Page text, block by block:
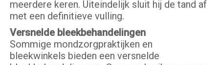
meerdere keren. Uiteindelijk sluit hij de tand af
met een definitieve vulling.
Versnelde bleekbehandelingen
Sommige mondzorgpraktijken en
bleekwinkels bieden een versnelde